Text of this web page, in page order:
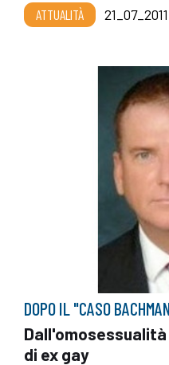
ATTUALITÀ 21_07_2011
DOPO IL "CASO
di ex gay